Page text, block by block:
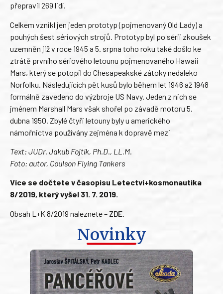
přepravil 269 lidí.
Celkem vznikl jen jeden prototyp (pojmenovaný Old Lady) a
pouhých šest sériových strojů. Prototyp byl po sérii zkoušek
uzemněn již v roce 1945 a 5. srpna toho roku také došlo ke
ztrátě prvního sériového letounu pojmenovaného Hawaii
Mars, který se potopil do Chesapeakské zátoky nedaleko
Norfolku. Následujících pět kusů bylo během let 1946 až 1948
formálně zavedeno do výzbroje US Navy. Jeden z nich se
jménem Marshall Mars však shořel po závadě motoru 5.
dubna 1950. Zbylé čtyři letouny byly u amerického
námořnictva používány zejména k dopravě mezi
Text: JUDr. Jakub Fojtík, Ph.D., LL.M.
Foto: autor, Coulson Flying Tankers
Více se dočtete v časopisu Letectví+kosmonautika
8/2019, který vyšel 31. 7. 2019.
Obsah L+K 8/2019 naleznete – ZDE
Novinky